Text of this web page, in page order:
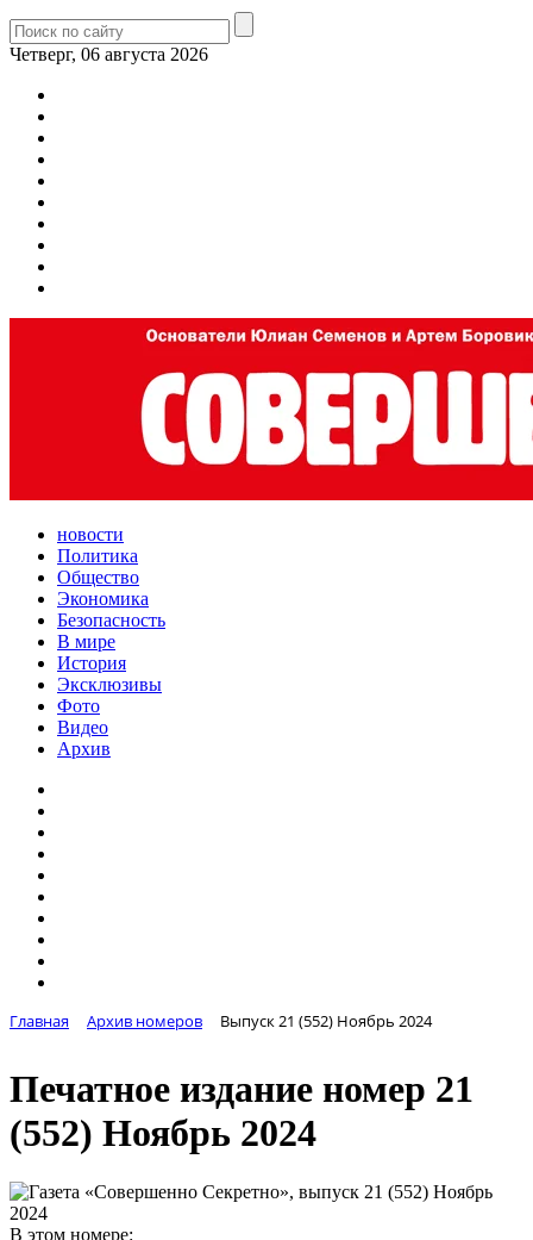
Четверг, 06 августа 2026
новости
Политика
Общество
Экономика
Безопасность
В мире
История
Эксклюзивы
Фото
Видео
Архив
Главная Архив номеров Выпуск 21 (552) Ноябрь 2024
Печатное издание номер 21
(552) Ноябрь 2024
В этом номере: